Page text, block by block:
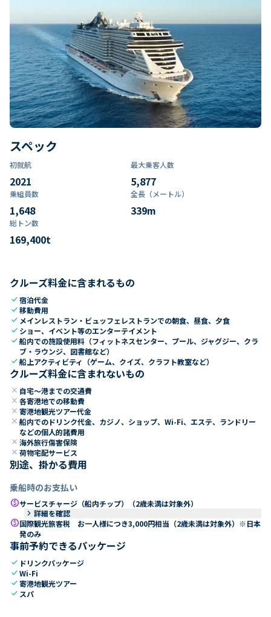
スペック
初就航
2021
最大乗客人数
5,877
乗組員数​
1,648
全長（メートル）
339m
総トン数​
169,400t
クルーズ料金に含まれるもの
check宿泊代金
check移動費用
check メインレストラン・ビュッフェレストランでの朝食、昼食、夕食
check ショー、イベント等のエンターテイメント
check船内での施設使用料（フィットネスセンター、プール、ジャグジー、クラ
ブ・ラウンジ、図書館など）
check船上アクティビティ（ゲーム、クイズ、クラフト教室など）
クルーズ料金に含まれないもの
close 自宅～港までの交通費
close 各寄港地での移動費
close 寄港地観光ツアー代金
close 船内でのドリンク代金、カジノ、ショップ、Wi-Fi、エステ、ランドリー
などの個人的諸費用
close 海外旅行傷害保険
close 荷物宅配サービス
別途、掛かる費用
乗船時のお支払い
paidサービスチャージ（船内チップ）（2歳未満は対象外）
keyboard_arrow_right 詳細を確認
paid国際観光旅客税 お一人様につき3,000円相当（2歳未満は対象外）※日本
発のみ
事前予約できるパッケージ
check ドリンクパッケージ
checkWi-Fi
check寄港地観光ツアー
check スパ